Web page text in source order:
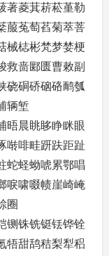
著菱萁菥菘堇勒
菔菟萄萏菊萃菩
械梽彬梵梦婪梗
救啬郾匮曹敕副
硗硐硚硇硌鸸瓠
辆堑
晤晨眺眵睁眯眼
啭啡畦趼趺距趾
蛇蛏蚴唬累鄂唱
唳啸啜帻崖崎崦
圈
铡铢铣铤铥铧铨
牾甜鸹秸梨犁稆